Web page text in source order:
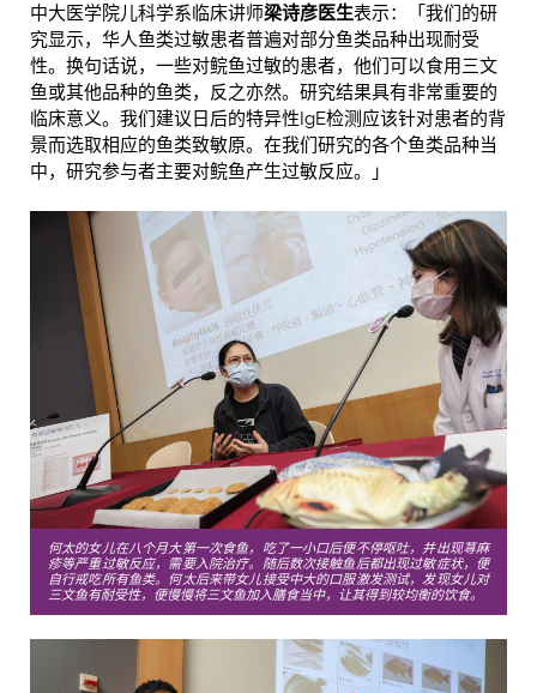
中大医学院儿科学系临床讲师梁诗彦医生表示：「我们的研
究显示，华人鱼类过敏患者普遍对部分鱼类品种出现耐受
性。换句话说，一些对鲩鱼过敏的患者，他们可以食用三文
鱼或其他品种的鱼类，反之亦然。研究结果具有非常重要的
临床意义。我们建议日后的特异性IgE检测应该针对患者的背
景而选取相应的鱼类致敏原。在我们研究的各个鱼类品种当
中，研究参与者主要对鲩鱼产生过敏反应。」
何太的女儿在八个月大第一次食鱼，吃了一小口后便不停呕吐，并出现荨麻
疹等严重过敏反应，需要入院治疗。随后数次接触鱼后都出现过敏症状，便
自行戒吃所有鱼类。何太后来带女儿接受中大的口服激发测试，发现女儿对
三文鱼有耐受性，便慢慢将三文鱼加入膳食当中，让其得到较均衡的饮食。